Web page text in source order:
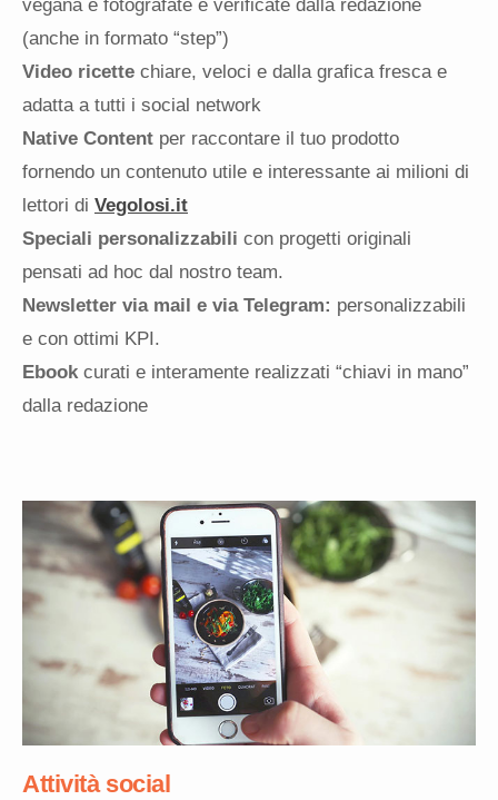
vegana e fotografate e verificate dalla redazione
(anche in formato “step”)
Video ricette chiare, veloci e dalla grafica fresca e
adatta a tutti i social network
Native Content per raccontare il tuo prodotto
fornendo un contenuto utile e interessante ai milioni di
lettori di Vegolosi.it
Speciali personalizzabili con progetti originali
pensati ad hoc dal nostro team.
Newsletter via mail e via Telegram: personalizzabili
e con ottimi KPI.
Ebookcurati e interamente realizzati “chiavi in mano”
dalla redazione
Attività social